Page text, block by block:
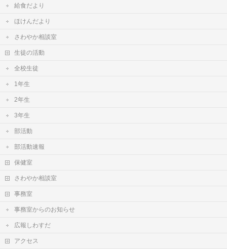
給食だより
ほけんだより
さわやか相談室
生徒の活動
全校生徒
1年生
2年生
3年生
部活動
部活動速報
保健室
さわやか相談室
事務室
事務室からのお知らせ
広報しわすだ
アクセス